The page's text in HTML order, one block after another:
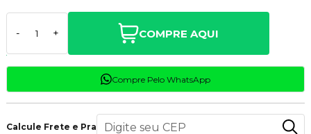
- + COMPRE AQUI
Compre Pelo WhatsApp
Calcule Frete e Prazo